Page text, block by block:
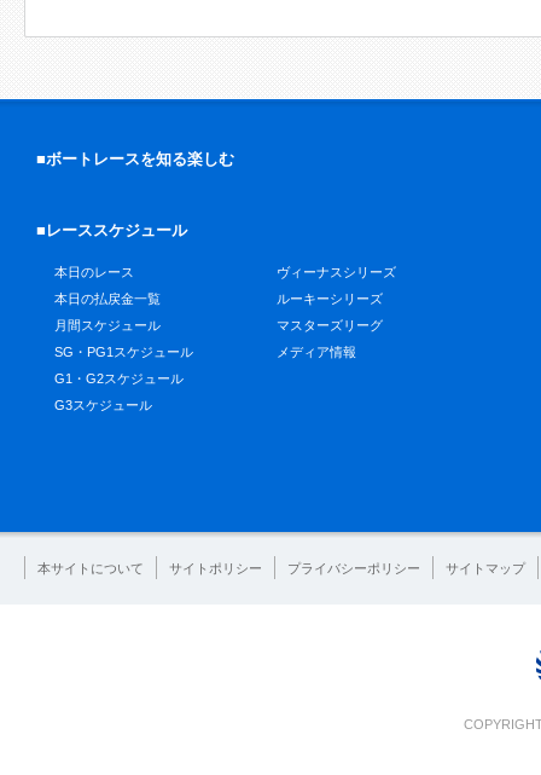
■ボートレースを知る楽しむ
■レーススケジュール
本日のレース
本日の払戻金一覧
月間スケジュール
SG・PG1スケジュール
G1・G2スケジュール
G3スケジュール
ヴィーナスシリーズ
ルーキーシリーズ
マスターズリーグ
メディア情報
本サイトについて サイトポリシー プライバシーポリシー サイトマップ